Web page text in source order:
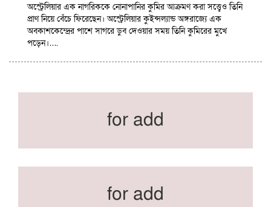
অস্ট্রেলিয়ার এক নাগরিককে নোনাপানির কুমির আক্রমণ করা সত্ত্বেও তিনি
প্রাণ নিয়ে বেঁচে ফিরেছেন। অস্ট্রেলিয়ার কুইন্সল্যান্ড অঙ্গরাজ্যে এক
অবকাশকেন্দ্রের পাশে সাগরে ডুব দেওয়ার সময় তিনি কুমিরের মুখে
পড়েন।….
for add
for add